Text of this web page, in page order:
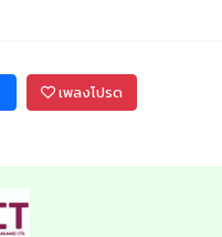
เพลงโปรด